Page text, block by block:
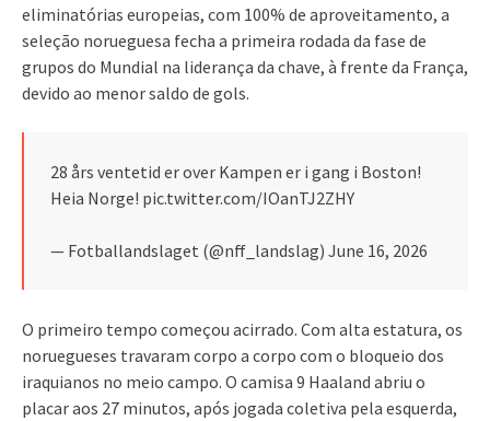
eliminatórias europeias, com 100% de aproveitamento, a
seleção norueguesa fecha a primeira rodada da fase de
grupos do Mundial na liderança da chave, à frente da França,
devido ao menor saldo de gols.
28 års ventetid er over Kampen er i gang i Boston!
Heia Norge! pic.twitter.com/IOanTJ2ZHY
— Fotballandslaget (@nff_landslag) June 16, 2026
O primeiro tempo começou acirrado. Com alta estatura, os
noruegueses travaram corpo a corpo com o bloqueio dos
iraquianos no meio campo. O camisa 9 Haaland abriu o
placar aos 27 minutos, após jogada coletiva pela esquerda,